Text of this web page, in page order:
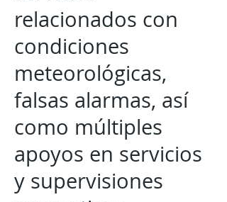
relacionados con
condiciones
meteorológicas,
falsas alarmas, así
como múltiples
apoyos en servicios
y supervisiones